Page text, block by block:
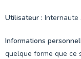
Utilisateur : Internaute
Informations
quelque forme que ce